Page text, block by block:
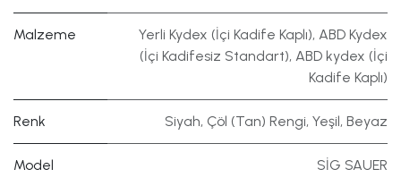
Malzeme Yerli Kydex (İçi Kadife Kaplı), ABD Kydex
(İçi Kadifesiz Standart), ABD kydex (İçi
Kadife Kaplı)
Renk Siyah, Çöl (Tan) Rengi, Yeşil, Beyaz
Model SİG SAUER